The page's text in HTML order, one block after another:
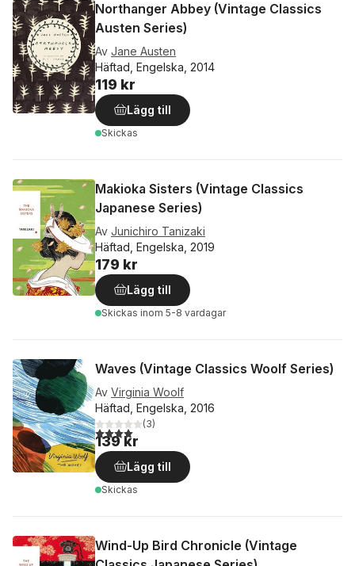
Northanger Abbey (Vintage Classics
Austen Series)
Av Jane Austen
Häftad, Engelska, 2014
119 kr
Lägg till
Skickas
Makioka Sisters (Vintage Classics
Japanese Series)
Av Junichiro Tanizaki
Häftad, Engelska, 2019
179 kr
Lägg till
Skickas inom 5-8 vardagar
Waves (Vintage Classics Woolf Series)
Av Virginia Woolf
Häftad, Engelska, 2016
4,0utav 5 stjärnor. Totalt antal röster:
(3)
139 kr
Lägg till
Skickas
Wind-Up Bird Chronicle (Vintage